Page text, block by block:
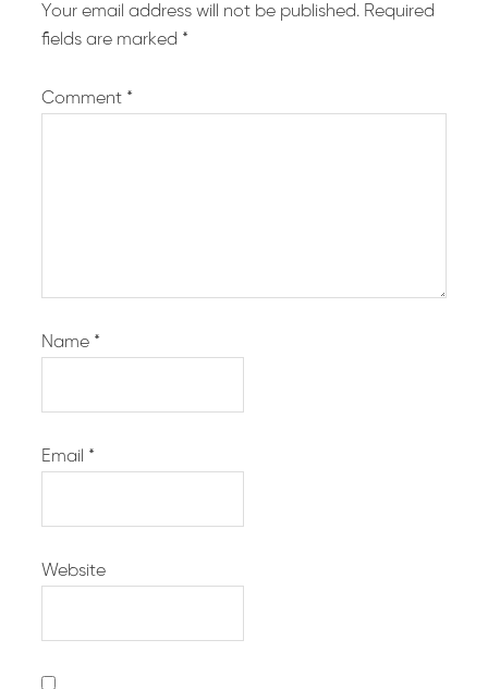
Your email address will not be published. Required
fields are marked *
Comment *
Name *
Email *
Website